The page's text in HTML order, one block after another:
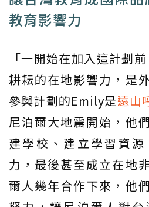
教育影響力
「一開始在加入這計劃
耕耘的在地影響力，是
參與計劃的Emily是遠山
尼泊爾大地震開始，他
建學校、建立學習資
力，最後甚至成立在地
爾人幾年合作下來，他